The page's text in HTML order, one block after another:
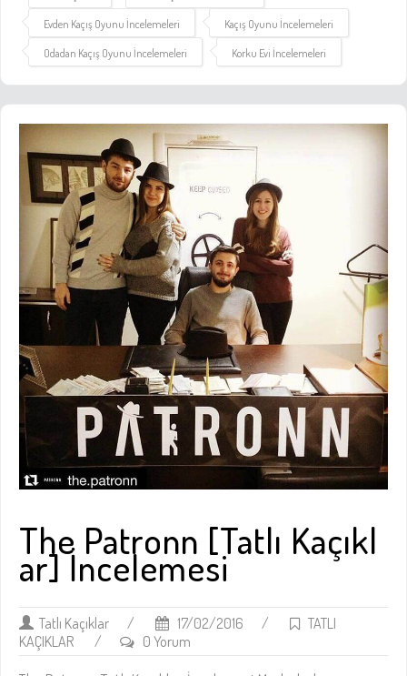
Evden Kaçış Oyunu İncelemeleri Kaçış Oyunu İncelemeleri
Odadan Kaçış Oyunu İncelemeleri Korku Evi İncelemeleri
The Patronn [Tatlı Kaçıkl
ar] İncelemesi
Tatlı Kaçıklar / 17/02/2016 /
TATLI
KAÇIKLAR
/ 0 Yorum